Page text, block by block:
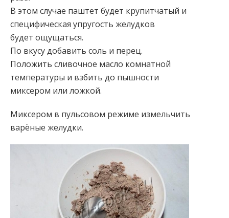
В этом случае паштет будет крупитчатый и
специфическая упругость желудков
будет ощущаться.
По вкусу добавить соль и перец.
Положить сливочное масло комнатной
температуры и взбить до пышности
миксером или ложкой.
Миксером в пульсовом режиме измельчить
варёные желудки.